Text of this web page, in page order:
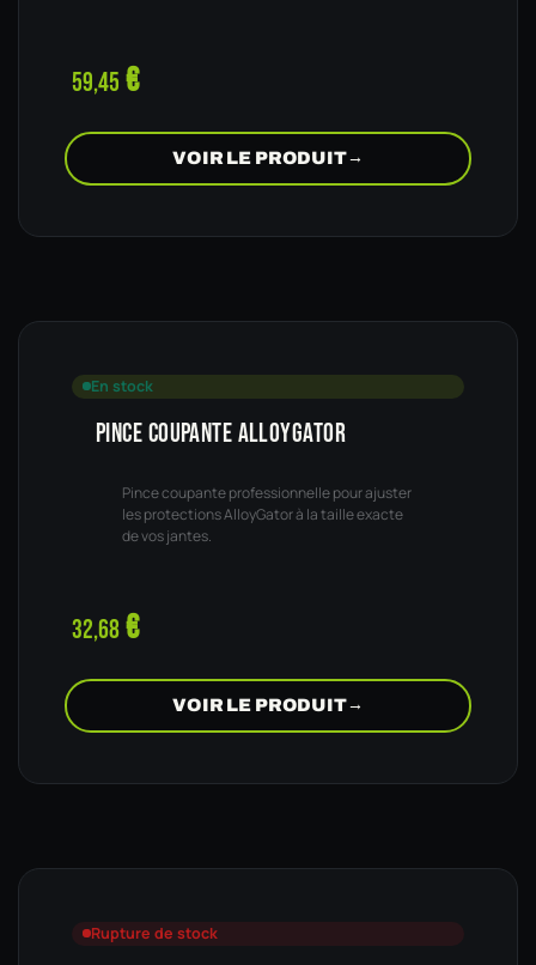
59,45 €
VOIR LE PRODUIT→
En stock
PINCE COUPANTE ALLOYGATOR
Pince coupante professionnelle pour ajuster
les protections AlloyGator à la taille exacte
de vos jantes.
32,68€
VOIR LE PRODUIT→
Rupture de stock